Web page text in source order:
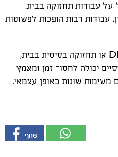
עבודות תחזוקה בבית.
עבודות רבות הופכות לפשוטות
עבור מי שמבצע עבודות DIY או תחזוקה בסיסית בבית,
יכולה לחסוך זמן ומאמץ
משימות שונות באופן עצמאי.